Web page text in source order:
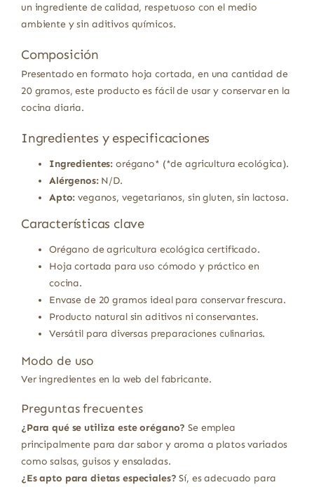
un ingrediente de calidad, respetuoso con el medio
ambiente y sin aditivos químicos.
Composición
Presentado en formato hoja cortada, en una cantidad de
20 gramos, este producto es fácil de usar y conservar en la
cocina diaria.
Ingredientes y especificaciones
Ingredientes: orégano* (*de agricultura ecológica).
Alérgenos:N/D.
Apto: veganos, vegetarianos, sin gluten, sin lactosa.
Características clave
Orégano de agricultura ecológica certificado.
Hoja cortada para uso cómodo y práctico en
cocina.
Envase de 20 gramos ideal para conservar frescura.
Producto natural sin aditivos ni conservantes.
Versátil para diversas preparaciones culinarias.
Modo de uso
Ver ingredientes en la web del fabricante.
Preguntas frecuentes
¿Para qué se utiliza este orégano? Se emplea
principalmente para dar sabor y aroma a platos variados
como salsas, guisos y ensaladas.
¿Es apto para dietas especiales? Sí, es adecuado para